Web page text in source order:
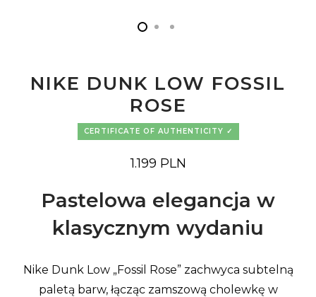
NIKE DUNK LOW FOSSIL
ROSE
CERTIFICATE OF AUTHENTICITY
1.199 PLN
Pastelowa elegancja w
klasycznym wydaniu
Nike Dunk Low „Fossil Rose” zachwyca subtelną
paletą barw, łącząc zamszową cholewkę w